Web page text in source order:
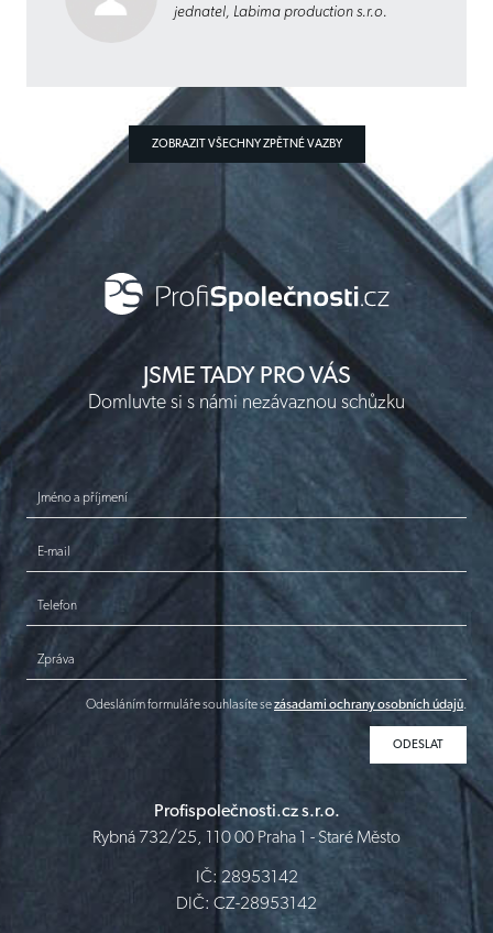
jednatel, Labima production s.r.o.
ZOBRAZIT VŠECHNY ZPĚTNÉ VAZBY
JSME TADY PRO VÁS
Domluvte si s námi nezávaznou schůzku
Jméno a příjmení
E-mail
Telefon
Zpráva
Odesláním formuláře souhlasíte sezásadami ochrany osobních údajů.
Profispolečnosti.cz s.r.o.
Rybná 732/25, 110 00 Praha 1 - Staré Město
IČ: 28953142
DIČ: CZ-28953142